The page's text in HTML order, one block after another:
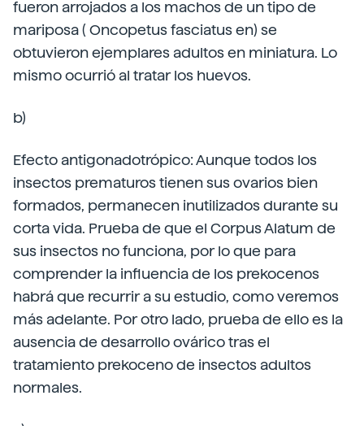
fueron arrojados a los machos de un tipo de
mariposa ( Oncopetus fasciatus en) se
obtuvieron ejemplares adultos en miniatura. Lo
mismo ocurrió al tratar los huevos.
b)
Efecto antigonadotrópico: Aunque todos los
insectos prematuros tienen sus ovarios bien
formados, permanecen inutilizados durante su
corta vida. Prueba de que el Corpus Alatum de
sus insectos no funciona, por lo que para
comprender la influencia de los prekocenos
habrá que recurrir a su estudio, como veremos
más adelante. Por otro lado, prueba de ello es la
ausencia de desarrollo ovárico tras el
tratamiento prekoceno de insectos adultos
normales.